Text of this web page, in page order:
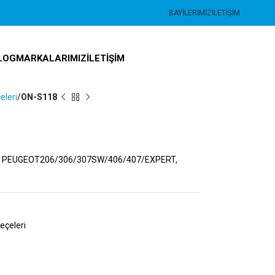
BAYILERIMIZİLETIŞIM
MARKALARIMIZİLETIŞIM
ON-S118
306/307SW/406/407/EXPERT,